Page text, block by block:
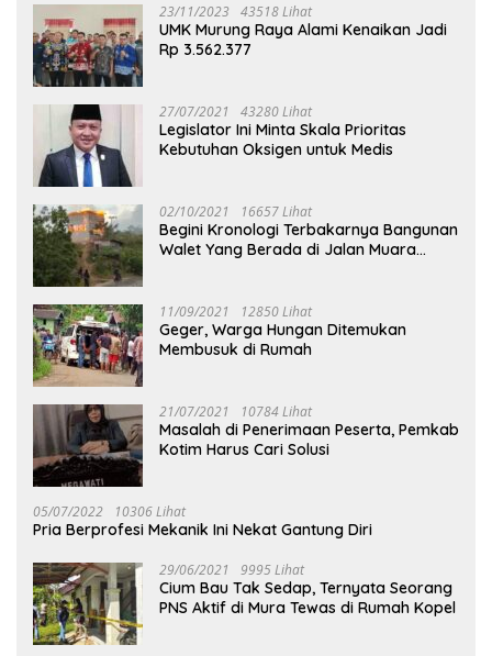
23/11/2023 43518 Lihat
UMK Murung Raya Alami Kenaikan Jadi
Rp 3.562.377
27/07/2021 43280 Lihat
Legislator Ini Minta Skala Prioritas
Kebutuhan Oksigen untuk Medis
02/10/2021 16657 Lihat
Begini Kronologi Terbakarnya Bangunan
Walet Yang Berada di Jalan Muara
11/09/2021 12850 Lihat
Geger, Warga Hungan Ditemukan
Membusuk di Rumah
21/07/2021 10784 Lihat
Masalah di Penerimaan Peserta, Pemkab
Kotim Harus Cari Solusi
05/07/2022 10306 Lihat
Pria Berprofesi Mekanik Ini Nekat Gantung Diri
29/06/2021 9995 Lihat
Cium Bau Tak Sedap, Ternyata Seorang
PNS Aktif di Mura Tewas di Rumah Kopel